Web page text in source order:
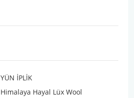
YÜN İPLİK
Himalaya Hayal Lüx Wool